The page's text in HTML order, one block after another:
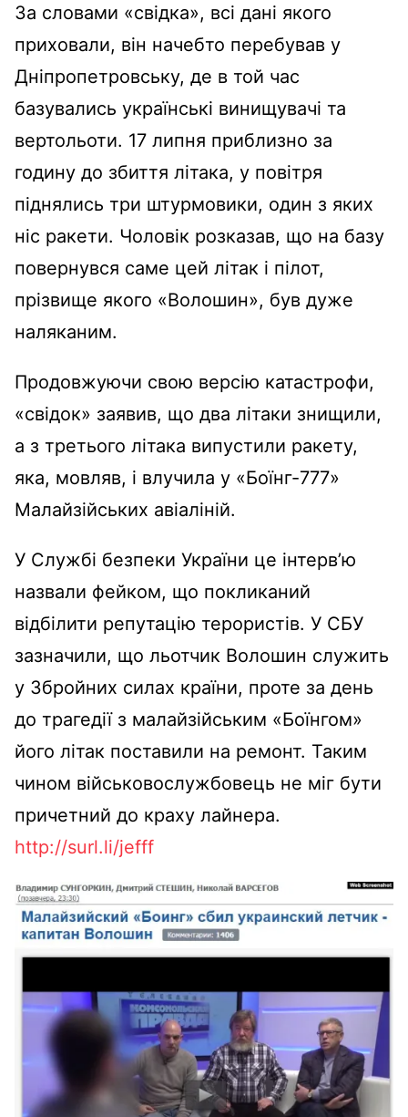
За словами «свідка», всі дані якого
приховали, він начебто перебував у
Дніпропетровську, де в той час
базувались українські винищувачі та
вертольоти. 17 липня приблизно за
годину до збиття літака, у повітря
піднялись три штурмовики, один з яких
ніс ракети. Чоловік розказав, що на базу
повернувся саме цей літак і пілот,
прізвище якого «Волошин», був дуже
наляканим.
Продовжуючи свою версію катастрофи,
«свідок» заявив, що два літаки знищили,
а з третього літака випустили ракету,
яка, мовляв, і влучила у «Боїнг-777»
Малайзійських авіаліній.
У Службі безпеки України це інтерв’ю
назвали фейком, що покликаний
відбілити репутацію терористів. У СБУ
зазначили, що льотчик Волошин служить
у Збройних силах країни, проте за день
до трагедії з малайзійським «Боїнгом»
його літак поставили на ремонт. Таким
чином військовослужбовець не міг бути
причетний до краху лайнера.
http://surl.li/jefff